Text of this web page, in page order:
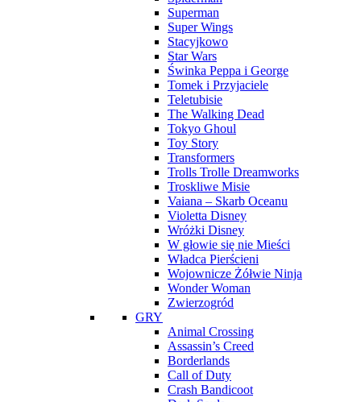
Superman
Super Wings
Stacyjkowo
Star Wars
Świnka Peppa i George
Tomek i Przyjaciele
Teletubisie
The Walking Dead
Tokyo Ghoul
Toy Story
Transformers
Trolls Trolle Dreamworks
Troskliwe Misie
Vaiana – Skarb Oceanu
Violetta Disney
Wróżki Disney
W głowie się nie Mieści
Władca Pierścieni
Wojownicze Żółwie Ninja
Wonder Woman
Zwierzogród
GRY
Animal Crossing
Assassin’s Creed
Borderlands
Call of Duty
Crash Bandicoot